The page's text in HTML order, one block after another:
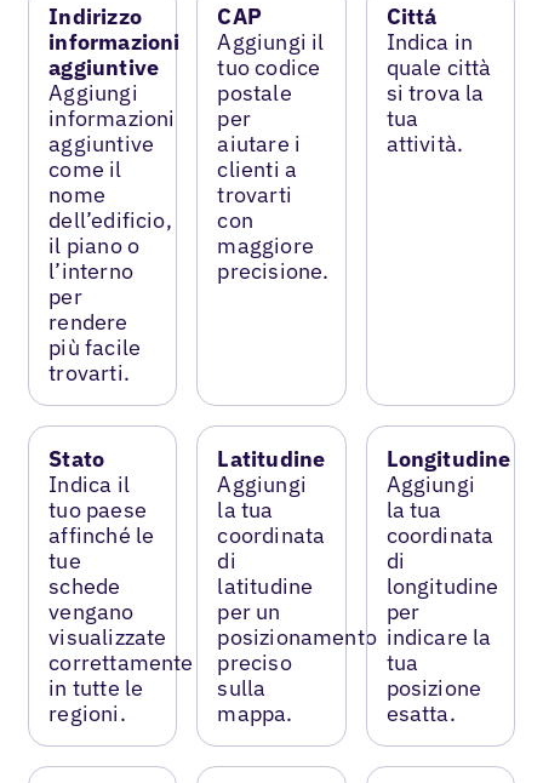
Indirizzo
informazioni
aggiuntive
Aggiungi
informazioni
aggiuntive
come il
nome
dell’edificio,
il piano o
l’interno
per
rendere
più facile
trovarti.
CAP
Aggiungi il
tuo codice
postale
per
aiutare i
clienti a
trovarti
con
maggiore
precisione.
Cittá
Indica in
quale città
si trova la
tua
attività.
Stato
Indica il
tuo paese
affinché le
tue
schede
vengano
visualizzate
correttamente
in tutte le
regioni.
Latitudine
Aggiungi
la tua
coordinata
di
latitudine
per un
posizionamento
preciso
sulla
mappa.
Longitudine
Aggiungi
la tua
coordinata
di
longitudine
per
indicare la
tua
posizione
esatta.